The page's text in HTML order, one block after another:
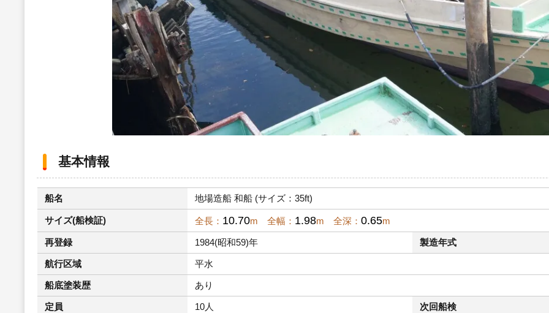
基本情報
船名 地場造船 和船 (サイズ：35ft)
サイズ(船検証) 全長： 10.70m 全幅： 1.98m 全深： 0.65m
再登録 1984(昭和59)年 製造年式
航行区域 平水
船底塗装歴 あり
定員 10人 次回船検